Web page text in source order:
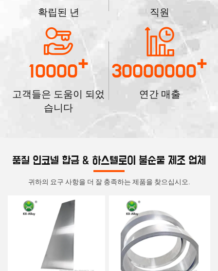
확립된 년 직원
10000+
고객들은 도움이 되었
습니다
30000000+
연간 매출
품질 인코넬 합금 & 하스텔로이 불순물 제조 업체
귀하의 요구 사항을 더 잘 충족하는 제품을 찾으십시오.